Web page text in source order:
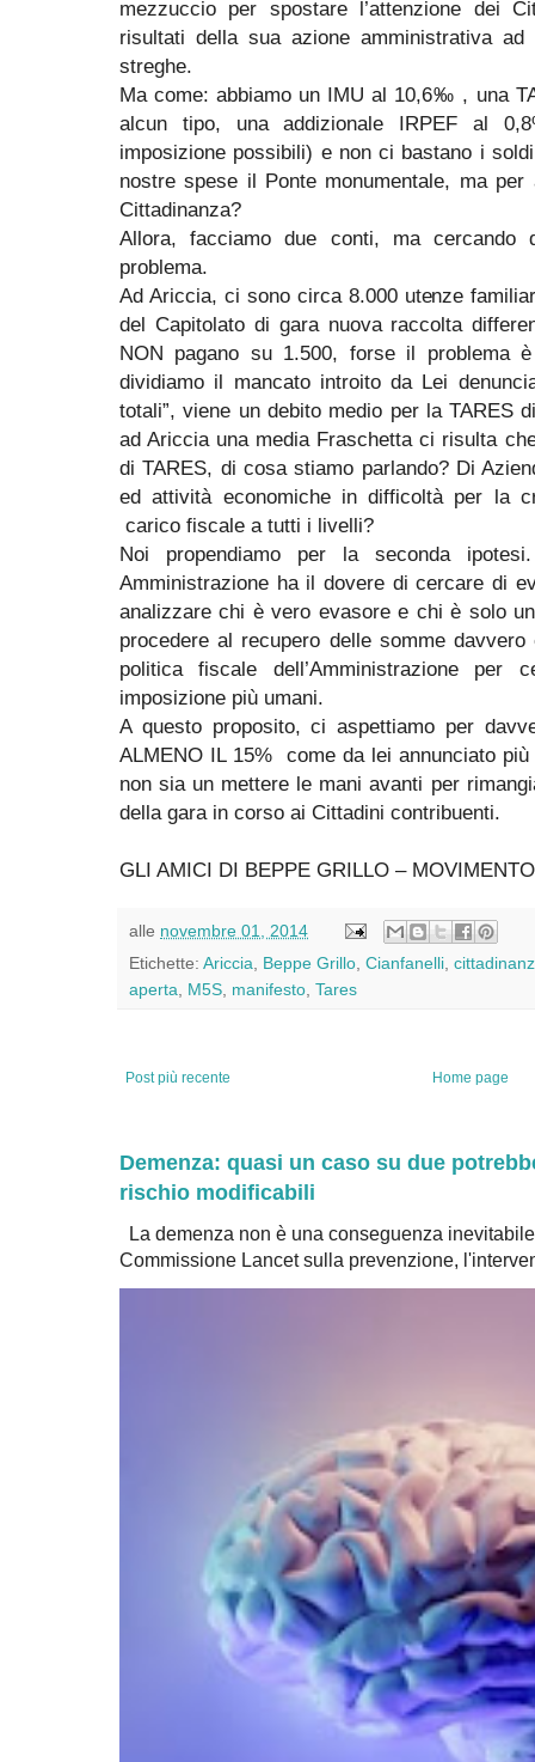
mezzuccio per spostare l’attenzione dei
risultati della sua azione amministrativa
streghe.
Ma come: abbiamo un IMU al 10,6‰ , una
alcun tipo, una addizionale IRPEF al
imposizione possibili) e non ci bastano i
nostre spese il Ponte monumentale, ma
Cittadinanza?
Allora, facciamo due conti, ma
problema.
Ad Ariccia, ci sono circa 8.000 utenze
del Capitolato di gara nuova raccolta
NON pagano su 1.500, forse il problema
dividiamo il mancato introito da Lei
totali”, viene un debito medio per la TARES
ad Ariccia una media Fraschetta ci risulta
di TARES, di cosa stiamo parlando? Di
ed attività economiche in difficoltà per la
carico fiscale a tutti i livelli?
Noi propendiamo per la seconda
Amministrazione ha il dovere di cercare di
analizzare chi è vero evasore e chi è solo
procedere al recupero delle somme
politica fiscale dell’Amministrazione
imposizione più umani.
A questo proposito, ci aspettiamo per
ALMENO IL 15% come da lei annunciato
non sia un mettere le mani avanti per
della gara in corso ai Cittadini contribuenti.
GLI AMICI DI BEPPE GRILLO –
alle novembre 01, 2014
Etichette: Ariccia Beppe Grillo Cianfanelli
aperta
M5S manifesto Tares
Post più recente Home page
Demenza: quasi un caso su due
rischio modificabili
La demenza non è una conseguenza
Commissione Lancet sulla prevenzione,